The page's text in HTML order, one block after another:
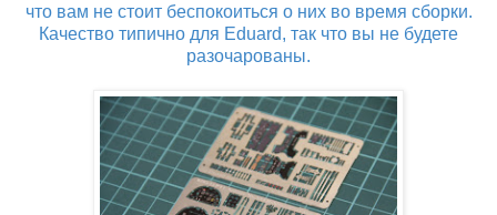
что вам не стоит беспокоиться о них во время сборки.
Качество типично для Eduard, так что вы не будете
разочарованы.